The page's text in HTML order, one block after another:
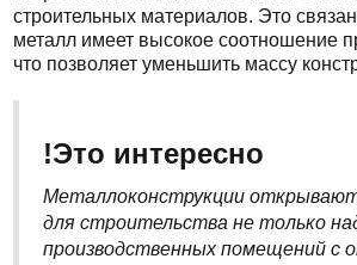
строительных материалов. Это
металл имеет высокое соотношение
что позволяет уменьшить массу
!Это интересно
Металлоконструкции
для строительства не только
производственных помещений с